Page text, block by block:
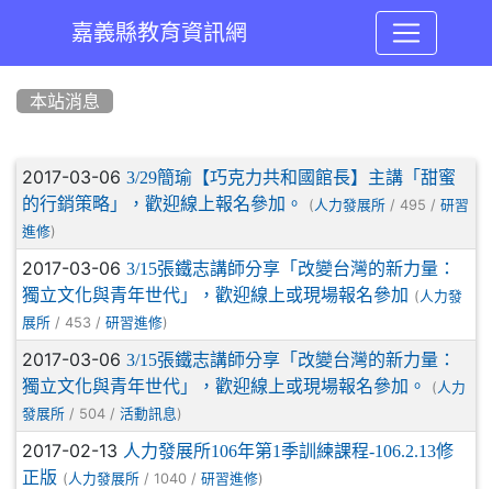
嘉義縣教育資訊網
本站消息
文章列表
2017-03-06 3/29簡瑜【巧克力共和國館長】主講「甜蜜
的行銷策略」，歡迎線上報名參加。
( 人力發展所 / 495 / 研習
進修)
2017-03-06 3/15張鐵志講師分享「改變台灣的新力量：
獨立文化與青年世代」，歡迎線上或現場報名參加 ( 人力發
展所 / 453 / 研習進修)
2017-03-06 3/15張鐵志講師分享「改變台灣的新力量：
獨立文化與青年世代」，歡迎線上或現場報名參加。
( 人力
發展所 / 504 / 活動訊息 )
2017-02-13 人力發展所106年第1季訓練課程-106.2.13修
正版 ( 人力發展所 / 1040 / 研習進修)